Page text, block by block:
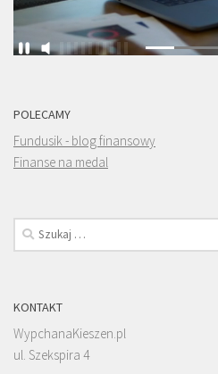
POLECAMY
Fundusik - blog finansowy
Finanse na medal
Szukaj:
KONTAKT
WypchanaKieszen.pl
ul. Szekspira 4